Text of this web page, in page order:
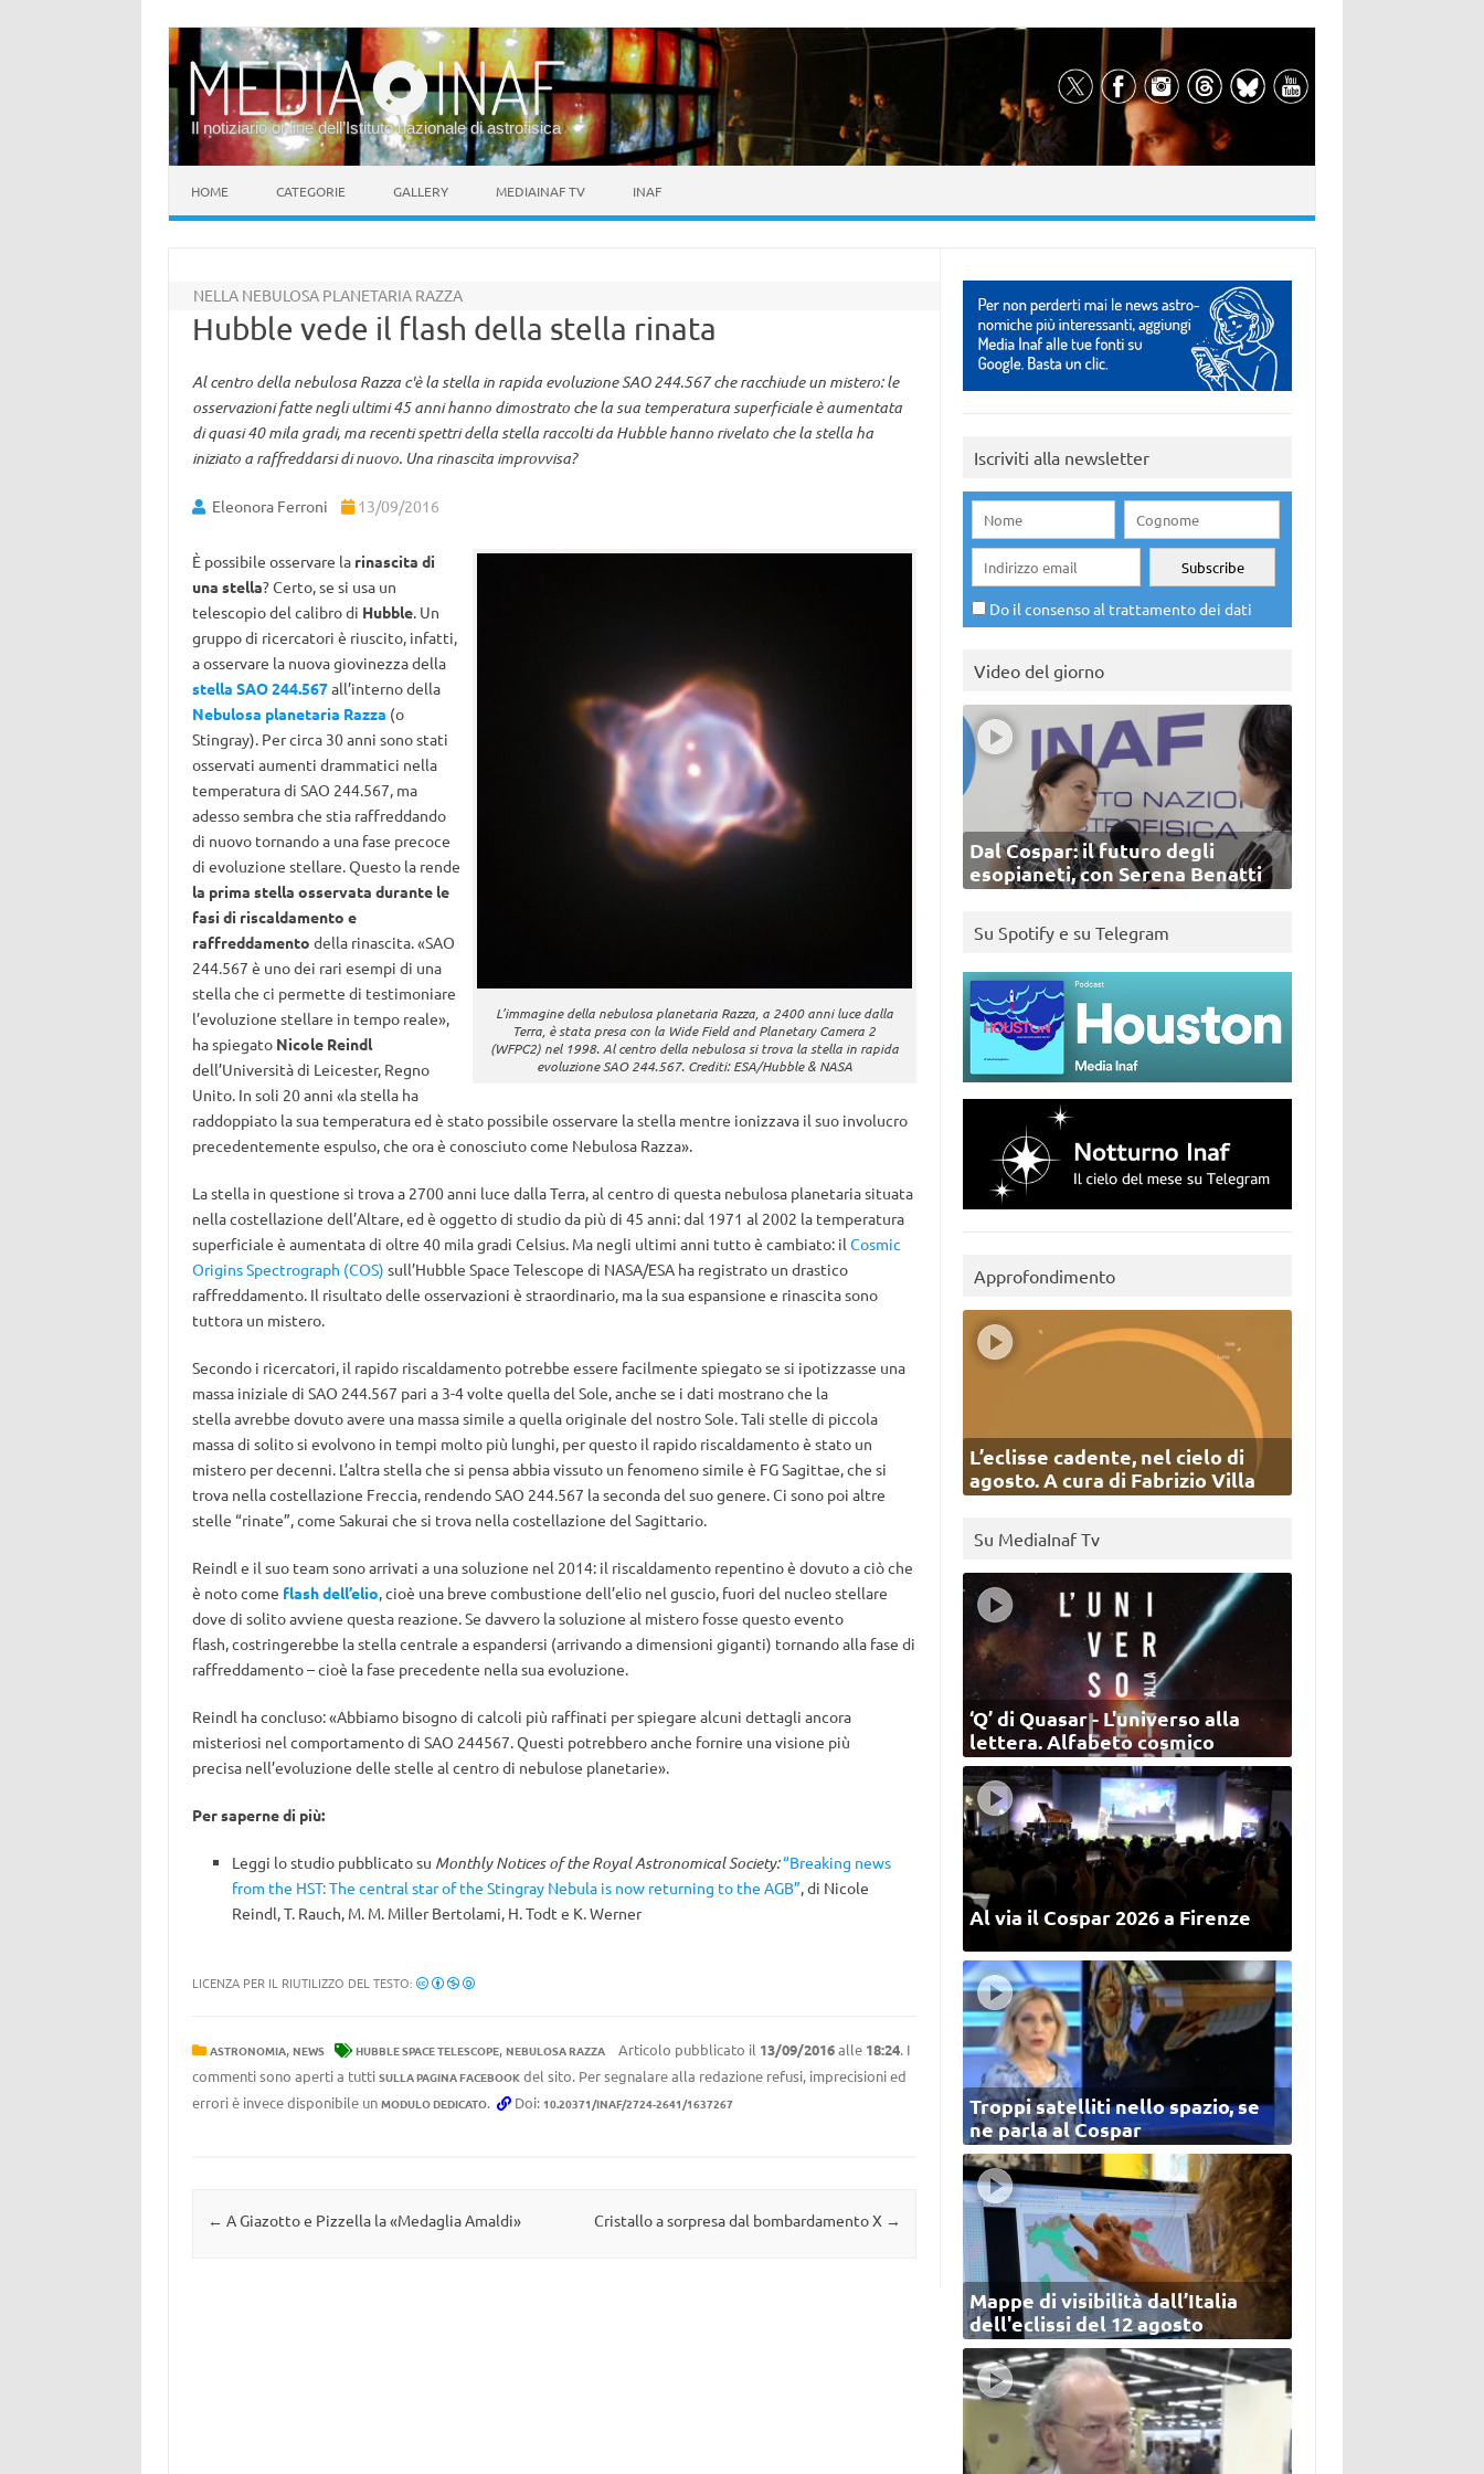
Il notiziario online dell’Istituto nazionale di astrofisica
HOME CATEGORIE GALLERY MEDIAINAF TV INAF
NELLA NEBULOSA PLANETARIA RAZZA
Hubble vede il flash della stella rinata
Al centro della nebulosa Razza c'è la stella in rapida evoluzione SAO 244.567 che racchiude un mistero: le
osservazioni fatte negli ultimi 45 anni hanno dimostrato che la sua temperatura superficiale è aumentata
di quasi 40 mila gradi, ma recenti spettri della stella raccolti da Hubble hanno rivelato che la stella ha
iniziato a raffreddarsi di nuovo. Una rinascita improvvisa?
Eleonora Ferroni 13/09/2016
L’immagine della nebulosa planetaria Razza, a 2400 anni luce dalla
Terra, è stata presa con la Wide Field and Planetary Camera 2
(WFPC2) nel 1998. Al centro della nebulosa si trova la stella in rapida
evoluzione SAO 244.567. Crediti: ESA/Hubble & NASA
È possibile osservare la rinascita di
una stella? Certo, se si usa un
telescopio del calibro di Hubble. Un
gruppo di ricercatori è riuscito, infatti,
a osservare la nuova giovinezza della
stella SAO 244.567all’interno della
Nebulosa planetaria Razza (o
Stingray). Per circa 30 anni sono stati
osservati aumenti drammatici nella
temperatura di SAO 244.567, ma
adesso sembra che stia raffreddando
di nuovo tornando a una fase precoce
di evoluzione stellare. Questo la rende
la prima stella osservata durante le
fasi di riscaldamento e
raffreddamento della rinascita. «SAO
244.567 è uno dei rari esempi di una
stella che ci permette di testimoniare
l’evoluzione stellare in tempo reale»,
ha spiegato Nicole Reindl
dell’Università di Leicester, Regno
Unito. In soli 20 anni «la stella ha
raddoppiato la sua temperatura ed è stato possibile osservare la stella mentre ionizzava il suo involucro
precedentemente espulso, che ora è conosciuto come Nebulosa Razza».
La stella in questione si trova a 2700 anni luce dalla Terra, al centro di questa nebulosa planetaria situata
nella costellazione dell’Altare, ed è oggetto di studio da più di 45 anni: dal 1971 al 2002 la temperatura
superficiale è aumentata di oltre 40 mila gradi Celsius. Ma negli ultimi anni tutto è cambiato: il Cosmic
Origins Spectrograph (COS) sull’Hubble Space Telescope di NASA/ESA ha registrato un drastico
raffreddamento. Il risultato delle osservazioni è straordinario, ma la sua espansione e rinascita sono
tuttora un mistero.
Secondo i ricercatori, il rapido riscaldamento potrebbe essere facilmente spiegato se si ipotizzasse una
massa iniziale di SAO 244.567 pari a 3-4 volte quella del Sole, anche se i dati mostrano che la
stella avrebbe dovuto avere una massa simile a quella originale del nostro Sole. Tali stelle di piccola
massa di solito si evolvono in tempi molto più lunghi, per questo il rapido riscaldamento è stato un
mistero per decenni. L’altra stella che si pensa abbia vissuto un fenomeno simile è FG Sagittae, che si
trova nella costellazione Freccia, rendendo SAO 244.567 la seconda del suo genere. Ci sono poi altre
stelle “rinate”, come Sakurai che si trova nella costellazione del Sagittario.
Reindl e il suo team sono arrivati a una soluzione nel 2014: il riscaldamento repentino è dovuto a ciò che
è noto come flash dell’elio, cioè una breve combustione dell’elio nel guscio, fuori del nucleo stellare
dove di solito avviene questa reazione. Se davvero la soluzione al mistero fosse questo evento
flash, costringerebbe la stella centrale a espandersi (arrivando a dimensioni giganti) tornando alla fase di
raffreddamento – cioè la fase precedente nella sua evoluzione.
Reindl ha concluso: «Abbiamo bisogno di calcoli più raffinati per spiegare alcuni dettagli ancora
misteriosi nel comportamento di SAO 244567. Questi potrebbero anche fornire una visione più
precisa nell’evoluzione delle stelle al centro di nebulose planetarie».
Per saperne di più:
Leggi lo studio pubblicato su Monthly Notices of the Royal Astronomical Society:“Breaking news
from the HST: The central star of the Stingray Nebula is now returning to the AGB”, di Nicole
Reindl, T. Rauch, M. M. Miller Bertolami, H. Todt e K. Werner
LICENZA PER IL RIUTILIZZO DEL TESTO:
ASTRONOMIA, NEWS HUBBLE SPACE TELESCOPE, NEBULOSA RAZZA Articolo pubblicato il 13/09/2016alle 18:24. I
commenti sono aperti a tutti SULLA PAGINA FACEBOOKdel sito. Per segnalare alla redazione refusi, imprecisioni ed
errori è invece disponibile un MODULO DEDICATO. Doi: 10.20371/INAF/2724-2641/1637267
Navigazione articolo
← A Giazotto e Pizzella la «Medaglia Amaldi» Cristallo a sorpresa dal bombardamento X →
Iscriviti alla newsletter
Do il consenso al trattamento dei dati
Video del giorno
Dal Cospar: il futuro degli
esopianeti, con Serena Benatti
Su Spotify e su Telegram
Approfondimento
L’eclisse cadente, nel cielo di
agosto. A cura di Fabrizio Villa
Su MediaInaf Tv
‘Q’ di Quasar - L'universo alla
lettera. Alfabeto cosmico
Al via il Cospar 2026 a Firenze
Troppi satelliti nello spazio, se
ne parla al Cospar
Mappe di visibilità dall’Italia
dell'eclissi del 12 agosto